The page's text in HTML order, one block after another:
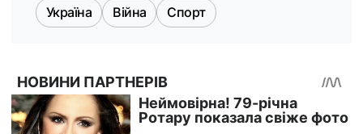
Україна Війна Спорт